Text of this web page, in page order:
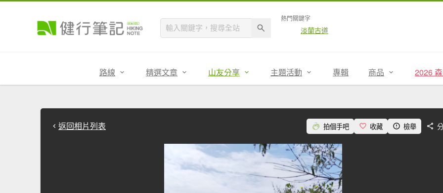
熱門關鍵字
淡蘭古道
路線 精選文章 山友分享 主題活動 專輯 商品 2026
返回相片列表 拍個手吧 收藏 檢舉